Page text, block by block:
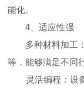
能化。
4、适应性强
多种材料加工：
等，能够满足不同
灵活编程：设备